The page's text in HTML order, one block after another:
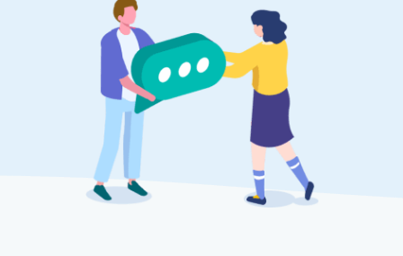
火險
危疾保
寵物保險